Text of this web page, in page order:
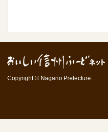
Copyright © Nagano Prefecture.